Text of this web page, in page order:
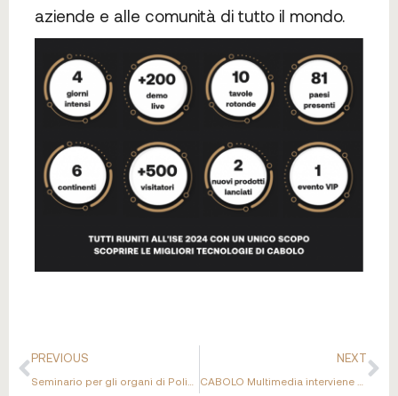
aziende e alle comunità di tutto il mondo.
PREVIOUS NEXT